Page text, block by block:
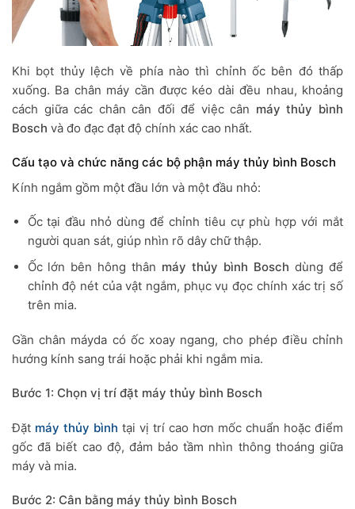
Khi bọt thủy lệch về phía nào thì chỉnh ốc bên đó thấp
xuống. Ba chân máy cần được kéo dài đều nhau, khoảng
cách giữa các chân cân đối để việc cân máy thủy bình
Bosch và đo đạc đạt độ chính xác cao nhất.
Cấu tạo và chức năng các bộ phận máy thủy bình Bosch
Kính ngắm gồm một đầu lớn và một đầu nhỏ:
Ốc tại đầu nhỏ dùng để chỉnh tiêu cự phù hợp với mắt
người quan sát, giúp nhìn rõ dây chữ thập.
Ốc lớn bên hông thân máy thủy bình Bosch dùng để
chỉnh độ nét của vật ngắm, phục vụ đọc chính xác trị số
trên mia.
Gần chân máyda có ốc xoay ngang, cho phép điều chỉnh
hướng kính sang trái hoặc phải khi ngắm mia.
Bước 1: Chọn vị trí đặt máy thủy bình Bosch
Đặt máy thủy bình tại vị trí cao hơn mốc chuẩn hoặc điểm
gốc đã biết cao độ, đảm bảo tầm nhìn thông thoáng giữa
máy và mia.
Bước 2: Cân bằng máy thủy bình Bosch